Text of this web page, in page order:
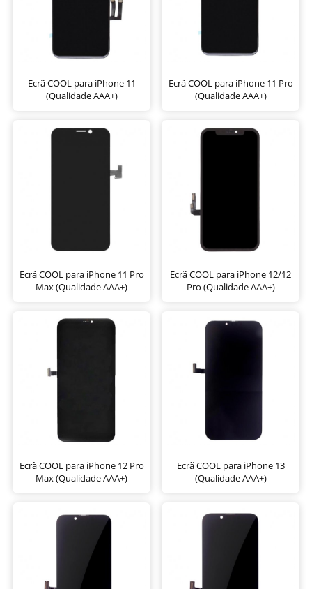
Ecrã COOL para iPhone 11
(Qualidade AAA+)
Ecrã COOL para iPhone 11 Pro
(Qualidade AAA+)
Ecrã COOL para iPhone 11 Pro
Max (Qualidade AAA+)
Ecrã COOL para iPhone 12/12
Pro (Qualidade AAA+)
Ecrã COOL para iPhone 12 Pro
Max (Qualidade AAA+)
Ecrã COOL para iPhone 13
(Qualidade AAA+)